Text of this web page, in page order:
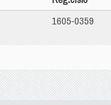
1605-0359